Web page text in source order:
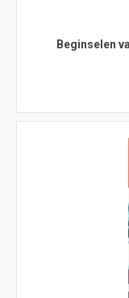
Beginselen